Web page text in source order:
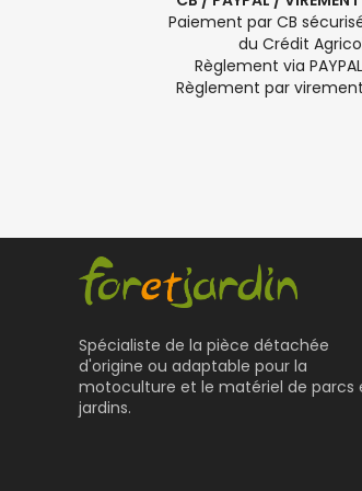
Paiement par CB
du Crédit
Règlement via
Règlement par
Spécialiste de la pièce détachée
d'origine ou adaptable pour la
motoculture et le matériel de parcs
jardins.